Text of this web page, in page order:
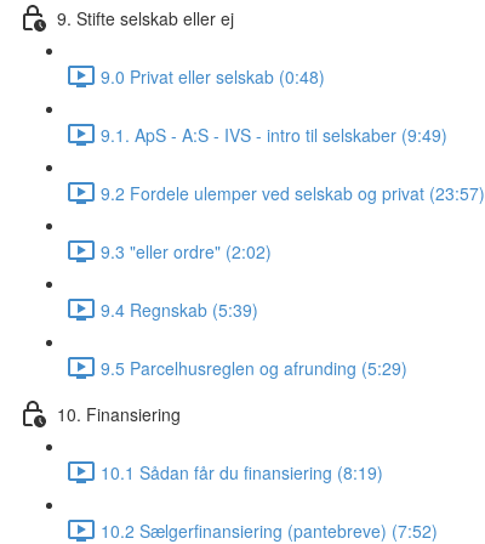
9. Stifte selskab eller ej
9.0 Privat eller selskab (0:48)
9.1. ApS - A:S - IVS - intro til selskaber (9:49)
9.2 Fordele ulemper ved selskab og privat (23:57)
9.3 "eller ordre" (2:02)
9.4 Regnskab (5:39)
9.5 Parcelhusreglen og afrunding (5:29)
10. Finansiering
10.1 Sådan får du finansiering (8:19)
10.2 Sælgerfinansiering (pantebreve) (7:52)